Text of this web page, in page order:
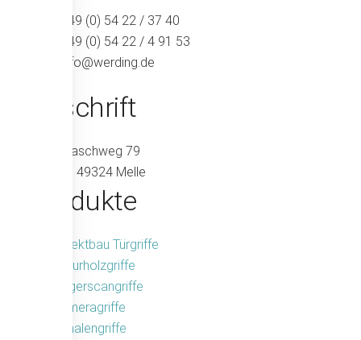
+49 (0) 54 22 / 37 40
+49 (0) 54 22 / 4 91 53
info@werding.de
Anschrift
Maschweg 79
49324 Melle
Produkte
Objektbau Türgriffe
Naturholzgriffe
Fingerscangriffe
Kameragriffe
Schalengriffe